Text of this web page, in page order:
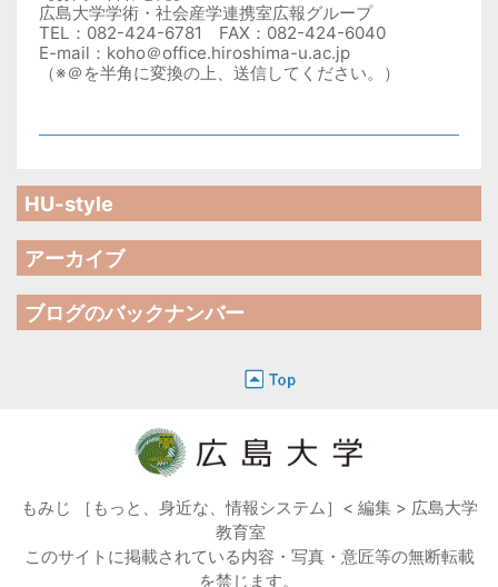
広島大学学術・社会産学連携室広報グループ
TEL ：082-424-6781 FAX ：082-424-6040
E-mail：koho＠office.hiroshima-u.ac.jp
（※＠を半角に変換の上、送信してください。）
HU-style
アーカイブ
ブログのバックナンバー
もみじ ［もっと、身近な、情報システム］< 編集 > 広島大学
教育室
このサイトに掲載されている内容・写真・意匠等の無断転載
を禁じます。